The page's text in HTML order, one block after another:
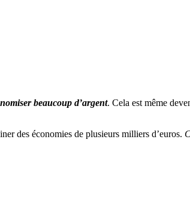
beaucoup d’argent. Cela est même
des économies de plusieurs milliers d’euros.